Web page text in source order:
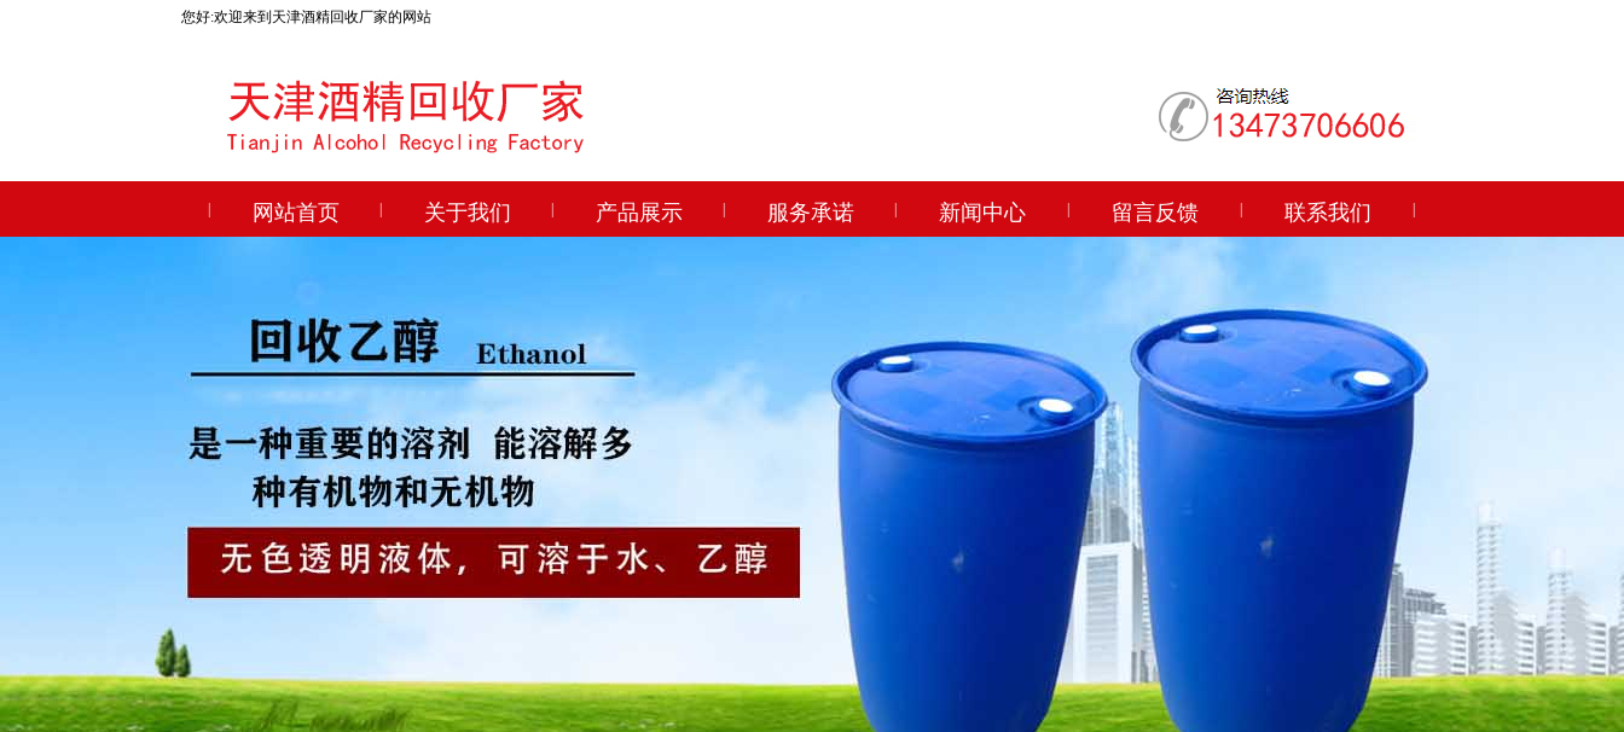
您好:欢迎来到天津酒精回收厂家的网站
网站首页 关于我们 产品展示 服务承诺 新闻中心 留言反馈 联系我们